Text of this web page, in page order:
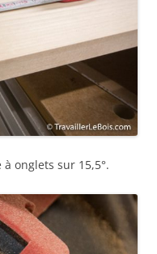
à onglets sur 15,5°.